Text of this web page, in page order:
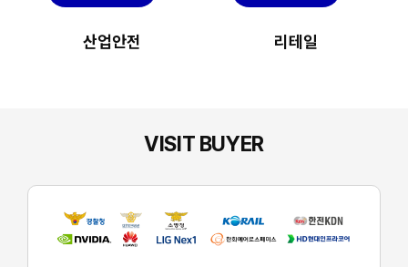
산업안전 리테일
VISIT BUYER